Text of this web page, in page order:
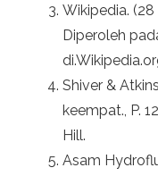
Wikipedia. (28
Diperoleh
Shiver &
keempat., P.
Hill.
Asam